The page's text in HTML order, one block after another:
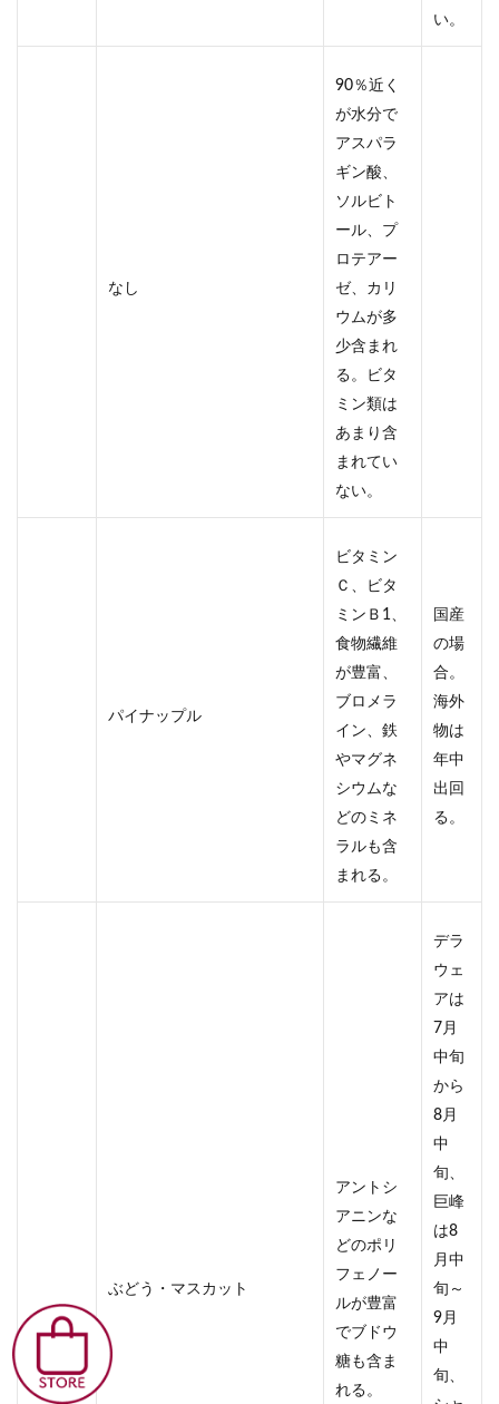
い。
なし
90％近く
が水分で
アスパラ
ギン酸、
ソルビト
ール、プ
ロテアー
ゼ、カリ
ウムが多
少含まれ
る。ビタ
ミン類は
あまり含
まれてい
ない。
パイナップル
ビタミン
Ｃ、ビタ
ミンＢ1、
食物繊維
が豊富、
ブロメラ
イン、鉄
やマグネ
シウムな
どのミネ
ラルも含
まれる。
国産
の場
合。
海外
物は
年中
出回
る。
ぶどう・マスカット
アントシ
アニンな
どのポリ
フェノー
ルが豊富
でブドウ
糖も含ま
れる。
デラ
ウェ
アは
7月
中旬
から
8月
中
旬、
巨峰
は8
月中
旬～
9月
中
旬、